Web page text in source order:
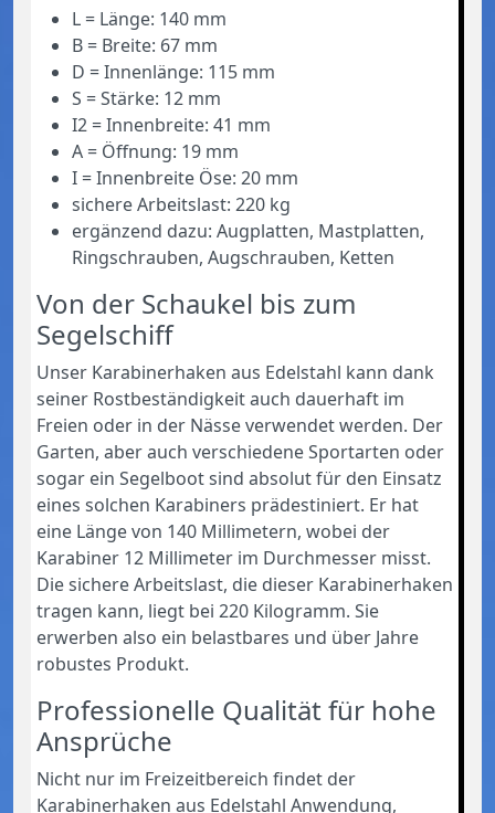
L = Länge: 140 mm
B = Breite: 67 mm
D = Innenlänge: 115 mm
S = Stärke: 12 mm
I2 = Innenbreite: 41 mm
A = Öffnung: 19 mm
I = Innenbreite Öse: 20 mm
sichere Arbeitslast: 220 kg
ergänzend dazu: Augplatten, Mastplatten,
Ringschrauben, Augschrauben, Ketten
Von der Schaukel bis zum
Segelschiff
Unser Karabinerhaken aus Edelstahl kann dank
seiner Rostbeständigkeit auch dauerhaft im
Freien oder in der Nässe verwendet werden. Der
Garten, aber auch verschiedene Sportarten oder
sogar ein Segelboot sind absolut für den Einsatz
eines solchen Karabiners prädestiniert. Er hat
eine Länge von 140 Millimetern, wobei der
Karabiner 12 Millimeter im Durchmesser misst.
Die sichere Arbeitslast, die dieser Karabinerhaken
tragen kann, liegt bei 220 Kilogramm. Sie
erwerben also ein belastbares und über Jahre
robustes Produkt.
Professionelle Qualität für hohe
Ansprüche
Nicht nur im Freizeitbereich findet der
Karabinerhaken aus Edelstahl Anwendung,